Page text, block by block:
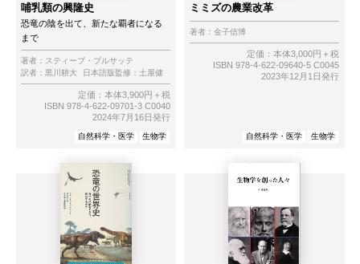
哺乳類の興隆史
恐竜の陰を出て、新たな覇者になる
まで
著者： スティーブ・ブルサッテ
訳者： 黒川耕大 日本語版監修： 土屋健
定価：本体3,900円＋税
ISBN 978-4-622-09701-3 C0040
2024年7月16日発行
自然科学・医学 生物学
ミミズの農業改革
著者： 金子信博
定価：本体3,000円＋税
ISBN 978-4-622-09640-5 C0045
2023年12月1日発行
自然科学・医学 生物学